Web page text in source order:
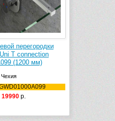
перегородки
T connection
(1200 мм)
Чехия
19990 р.